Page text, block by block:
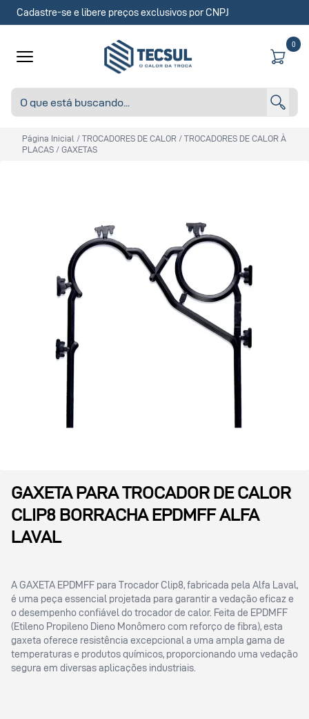
Cadastre-se e libere preços exclusivos por CNPJ
0
Página Inicial / TROCADORES DE CALOR / TROCADORES DE CALOR À
PLACAS / GAXETAS
GAXETA PARA TROCADOR DE CALOR
CLIP8 BORRACHA EPDMFF ALFA
LAVAL
A GAXETA EPDMFF para Trocador Clip8, fabricada pela Alfa Laval,
é uma peça essencial projetada para garantir a vedação eficaz e
o desempenho confiável do trocador de calor. Feita de EPDMFF
(Etileno Propileno Dieno Monômero com reforço de fibra), esta
gaxeta oferece resistência excepcional a uma ampla gama de
temperaturas e produtos químicos, proporcionando uma vedação
segura em diversas aplicações industriais.